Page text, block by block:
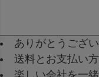
ありがとうござ
送料とお支払い
楽しい会社を一